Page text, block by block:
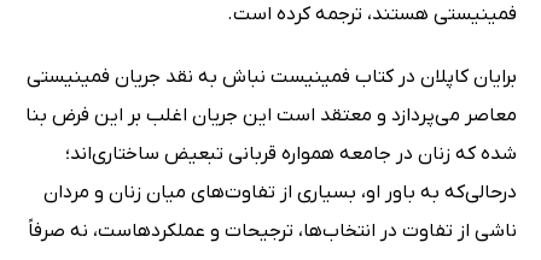
فمینیستی هستند، ترجمه کرده است.
برایان کاپلان در کتاب فمینیست نباش به نقد جریان فمینیستی
معاصر می‌پردازد و معتقد است این جریان اغلب بر این فرض بنا
شده که زنان در جامعه همواره قربانی تبعیض ساختاری‌اند؛
درحالی‌که به باور او، بسیاری از تفاوت‌های میان زنان و مردان
ناشی از تفاوت در انتخاب‌ها، ترجیحات و عملکردهاست، نه صرفاً